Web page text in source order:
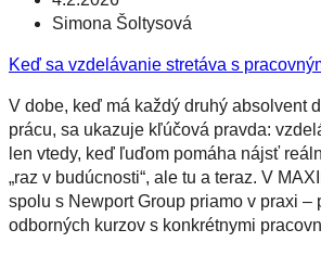
Simona Šoltysová
Keď sa vzdelávanie stretáva s
V dobe, keď má každý druhý absolvent
prácu, sa ukazuje kľúčová pravda:
len vtedy, keď ľuďom pomáha nájsť
„raz v budúcnosti“, ale tu a teraz. V
spolu s Newport Group priamo v praxi –
odborných kurzov s konkrétnymi